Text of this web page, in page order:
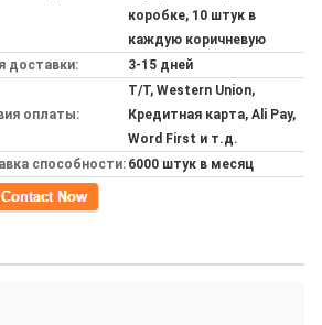
коробке, 10 штук в
каждую коричневую
доставки:
3-15 дней
оплаты:
T/T, Western Union,
Кредитная карта, Ali Pay,
Word First и т.д.
способности: 6000 штук в месяц